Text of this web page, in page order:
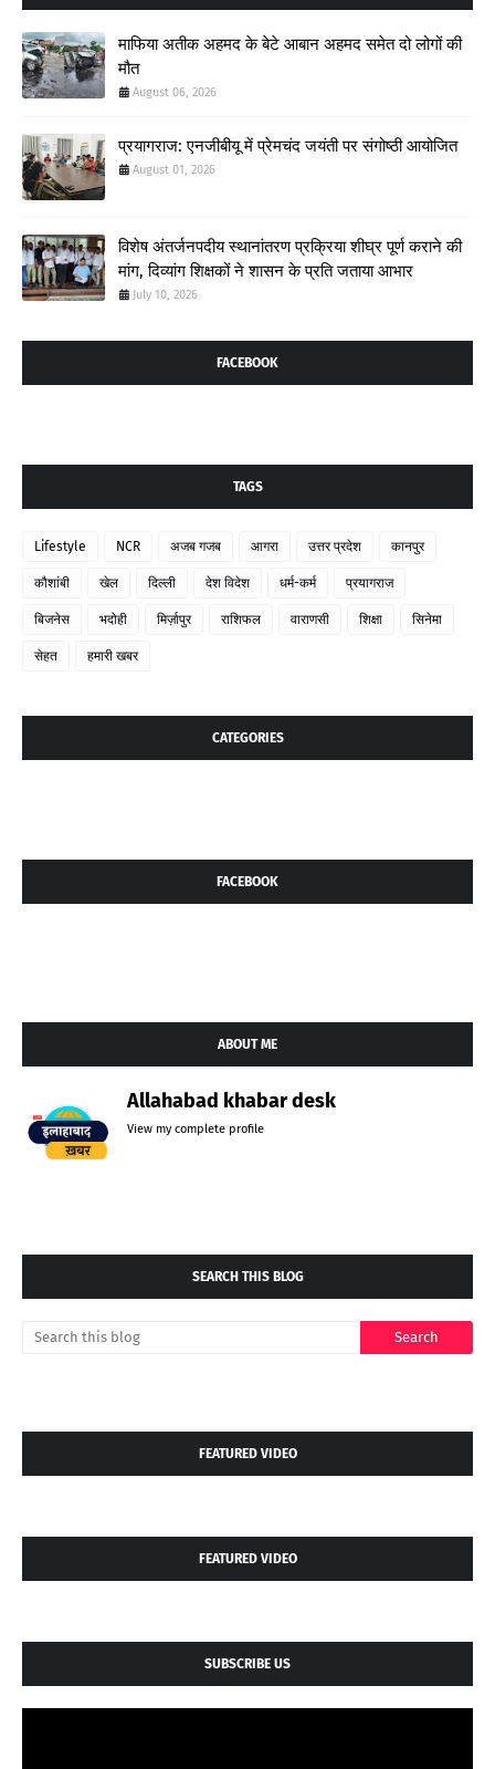
माफिया अतीक अहमद के बेटे आबान अहमद समेत दो लोगों की
मौत
August 06, 2026
प्रयागराज: एनजीबीयू में प्रेमचंद जयंती पर संगोष्ठी आयोजित
August 01, 2026
विशेष अंतर्जनपदीय स्थानांतरण प्रक्रिया शीघ्र पूर्ण कराने की
मांग, दिव्यांग शिक्षकों ने शासन के प्रति जताया आभार
July 10, 2026
FACEBOOK
TAGS
Lifestyle NCR अजब गजब आगरा उत्तर प्रदेश कानपुर
कौशांबी खेल दिल्ली देश विदेश धर्म-कर्म प्रयागराज
बिजनेस भदोही मिर्ज़ापुर राशिफल वाराणसी शिक्षा सिनेमा
सेहत हमारी खबर
CATEGORIES
FACEBOOK
ABOUT ME
Allahabad khabar desk
View my complete profile
SEARCH THIS BLOG
FEATURED VIDEO
FEATURED VIDEO
SUBSCRIBE US